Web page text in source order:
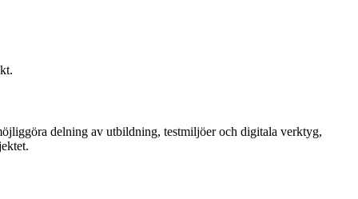
delning av utbildning, testmiljöer och digitala verktyg,